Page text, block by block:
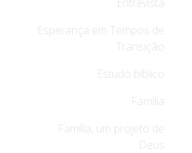
Esperança em Tempos de
Transição
Estudo bíblico
Família
Família, um projeto de
Deus